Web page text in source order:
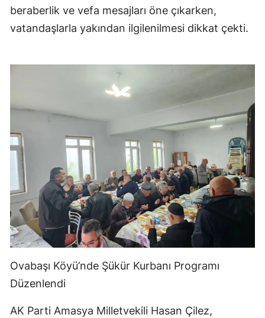
beraberlik ve vefa mesajları öne çıkarken,
vatandaşlarla yakından ilgilenilmesi dikkat çekti.
Ovabaşı Köyü’nde Şükür Kurbanı Programı
Düzenlendi
AK Parti Amasya Milletvekili Hasan Çilez,